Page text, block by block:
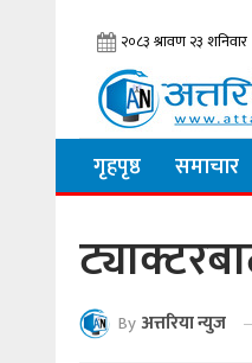
गृहपृष्ठ समाचार
By अत्तरिया न्युज